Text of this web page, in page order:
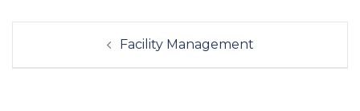
NavigationFacility Management